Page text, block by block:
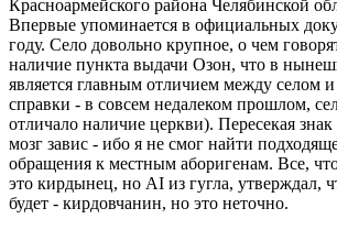
Красноармейского района Челябинской
Впервые упоминается в официальных
году. Село довольно крупное, о чем
наличие пункта выдачи Озон, что в
является главным отличием между селом
справки - в совсем недалеком прошлом,
отличало наличие церкви). Пересекая
мозг завис - ибо я не смог найти
обращения к местным аборигенам. Все,
это кирдынец, но AI из гугла, утверждал,
будет - кирдовчанин, но это неточно.